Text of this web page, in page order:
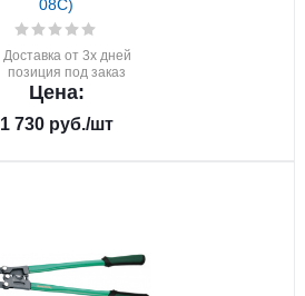
08C)
Доставка от 3х дней
позиция под заказ
Цена:
1 730руб./шт